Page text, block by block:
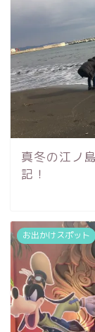
真冬の江ノ
記！
お出かけスポット